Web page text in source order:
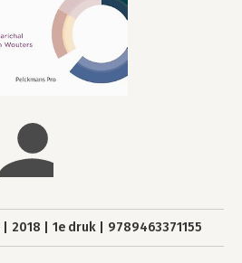
2018 1e druk 9789463371155